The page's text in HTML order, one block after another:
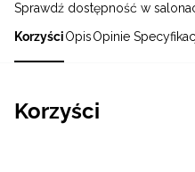
KorzyściOpisOpinie
Korzyści
Sprawdź dostępność w